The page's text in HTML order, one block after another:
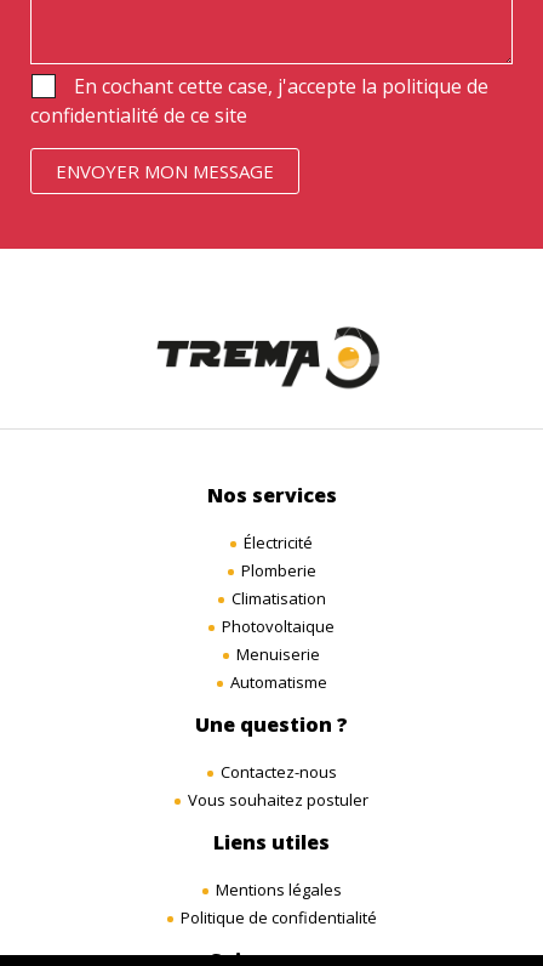
En cochant cette case, j'accepte la politique de
confidentialité de ce site
Nos services
Électricité
Plomberie
Climatisation
Photovoltaique
Menuiserie
Automatisme
Une question ?
Contactez-nous
Vous souhaitez postuler
Liens utiles
Mentions légales
Politique de confidentialité
Suivez-nous